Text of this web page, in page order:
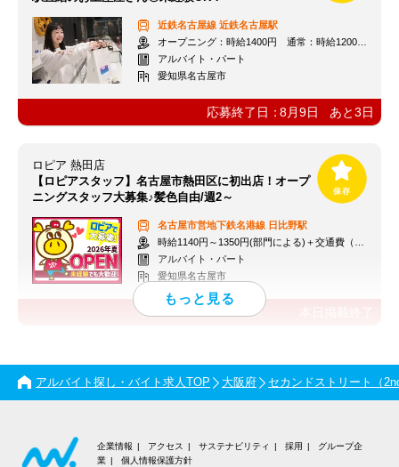
近鉄名古屋線 近鉄名古屋駅
オープニング：時給1400円 通常：時給1200円～＋交通費全額支給
アルバイト・パート
愛知県名古屋市
応募終了日：8月9日 あと3日
ロピア 熱田店
【ロピアスタッフ】名古屋市熱田区に初出店！オープ
ニングスタッフ大募集♪髪色自由/週2～
名古屋市営地下鉄名港線 日比野駅
時給1140円～1350円(部門による)＋交通費（社内規定）
アルバイト・パート
愛知県名古屋市
アルバイト探し・バイト求人TOP 大阪府 セカンドストリート（
企業情報 アクセス サステナビリティ 採用
グループ企
業
個人情報保護方針